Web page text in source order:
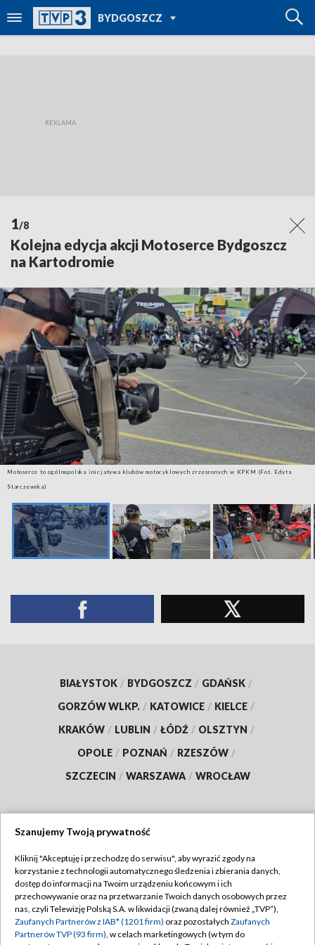
BYDGOSZCZ
TVP REGIONY
1/8
Kolejna edycja akcji Motoserce Bydgoszcz
na Kartodromie
Motoserce to ogólnopolska inicjatywa klubów motocyklowych zrzeszonych w KPKM (Fot. Edyta
Starczewska)
BIAŁYSTOK / BYDGOSZCZ / GDAŃSK /
GORZÓW WLKP. / KATOWICE / KIELCE /
KRAKÓW / LUBLIN / ŁÓDŹ / OLSZTYN /
OPOLE / POZNAŃ / RZESZÓW /
SZCZECIN / WARSZAWA / WROCŁAW
TVP
Abonament TVP
Emisja w TVP
Centrum informacji TVP
Regulamin TVP
Polityka prywatności
Szanujemy Twoją prywatność
Kliknij "Akceptuję i przechodzę do serwisu", aby wyrazić zgody na
korzystanie z technologii automatycznego śledzenia i zbierania danych,
dostęp do informacji na Twoim urządzeniu końcowym i ich
przechowywanie oraz na przetwarzanie Twoich danych osobowych przez
nas, czyli Telewizję Polską S.A. w likwidacji (zwaną dalej również „TVP”),
Zaufanych Partnerów z IAB* (1201 firm) oraz pozostałych Zaufanych
Partnerów TVP (93 firm), w celach marketingowych (w tym do